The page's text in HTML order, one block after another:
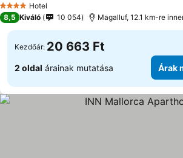
4 KategóriaHotel
8,5 Kiváló 10 054 Magalluf, 12.1 km-re
Kezdőár: 20 663 Ft
2 oldal árainak mutatása Árak